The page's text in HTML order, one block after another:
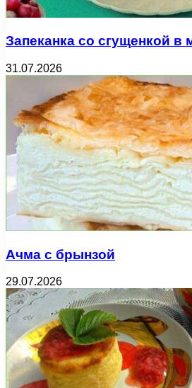
Запеканка со сгущенкой в
31.07.2026
Ачма с брынзой
29.07.2026